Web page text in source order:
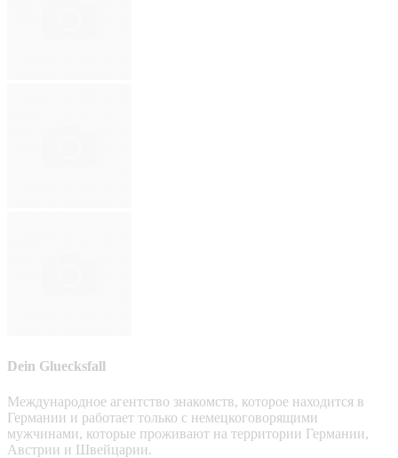
Dein Gluecksfall
Международное агентство знакомств, которое находится в
Германии и работает только с немецкоговорящими
мужчинами, которые проживают на территории Германии,
Австрии и Швейцарии.